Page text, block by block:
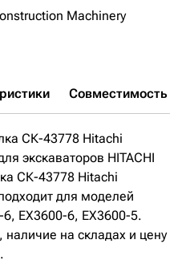
Machinery
Совместимость
СК-43778 Hitachi
экскаваторов HITACHI
СК-43778 Hitachi
для моделей
EX3600-6, EX3600-5.
на складах и цену